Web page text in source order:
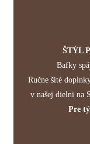
ŠTÝL
Bafky
Ručne šité
v našej dielni na
Pre